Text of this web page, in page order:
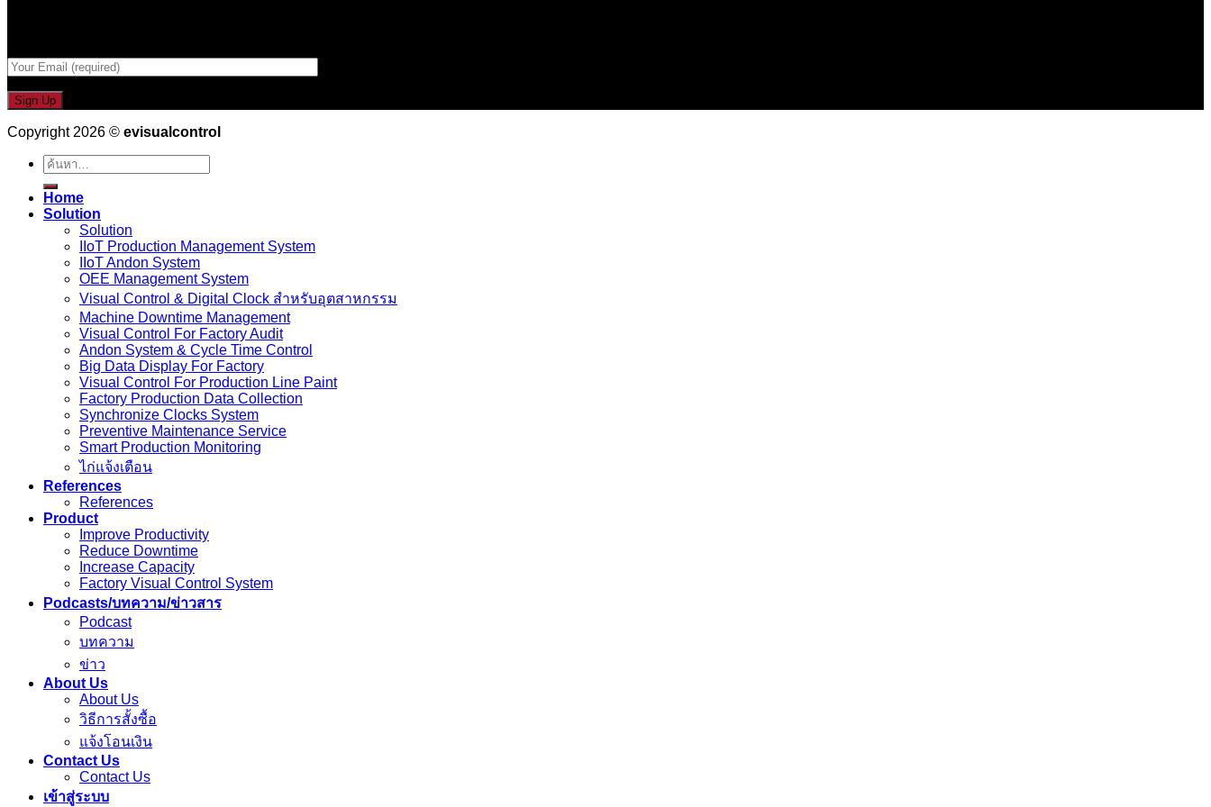
Copyright 2026 © evisualcontrol
ค้นหา:
Home
Solution
Solution
IIoT Production Management System
IIoT Andon System
OEE Management System
Visual Control & Digital Clock สำหรับอุตสาหกรรม
Machine Downtime Management
Visual Control For Factory Audit
Andon System & Cycle Time Control
Big Data Display For Factory
Visual Control For Production Line Paint
Factory Production Data Collection
Synchronize Clocks System
Preventive Maintenance Service
Smart Production Monitoring
ไก่แจ้งเตือน
References
References
Product
Improve Productivity
Reduce Downtime
Increase Capacity
Factory Visual Control System
Podcasts/บทความ/ข่าวสาร
Podcast
บทความ
ข่าว
About Us
About Us
วิธีการสั้งซื้อ
แจ้งโอนเงิน
Contact Us
Contact Us
เข้าสู่ระบบ